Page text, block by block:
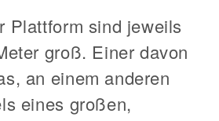
Plattform sind jeweils
groß. Einer davon
an einem anderen
eines großen,